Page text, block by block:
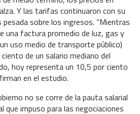
Y las tarifas continuaron con su
pesada sobre los ingresos. “Mientras
una factura promedio de luz, gas y
uso medio de transporte público)
de un salario mediano del
hoy representa un 10,5 por ciento
en el estudio.
no se corre de la pauta salarial
que impuso para las negociaciones